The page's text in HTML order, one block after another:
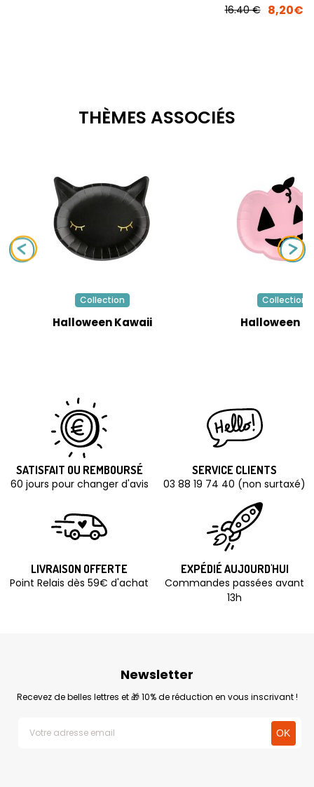
16.40 € 8,20€
THÈMES ASSOCIÉS
Collection
Halloween Kawaii
Collection
Halloween
SATISFAIT OU REMBOURSÉ
60 jours pour changer d'avis
SERVICE CLIENTS
03 88 19 74 40 (non surtaxé)
LIVRAISON OFFERTE
Point Relais dès 59€ d'achat
EXPÉDIÉ AUJOURD'HUI
Commandes passées avant
13h
Newsletter
Recevez de belles lettres et 🎁 10% de réduction en vous inscrivant !